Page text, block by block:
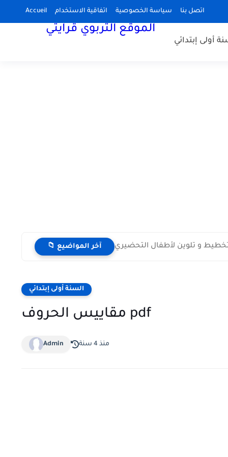
Accueil اتفاقية الاستخدام سياسة الخصوصية اتصل بنا
الموقع التربوي قرايتي
أولى إبتدائي
📁 آخر المواضيع و تلوين لأطفال التحضيري
السنة أولى إبتدائي
مقاييس الحروف pdf
Admin منذ 4 سنة